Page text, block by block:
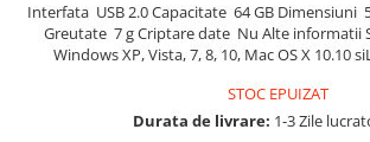
Interfata USB 2.0 Capacitate 64 GB Dimensiuni
Greutate 7 g Criptare date Nu Alte informatii
Windows XP, Vista, 7, 8, 10, Mac OS X 10.10
STOC EPUIZAT
Durata de livrare: 1-3 Zile